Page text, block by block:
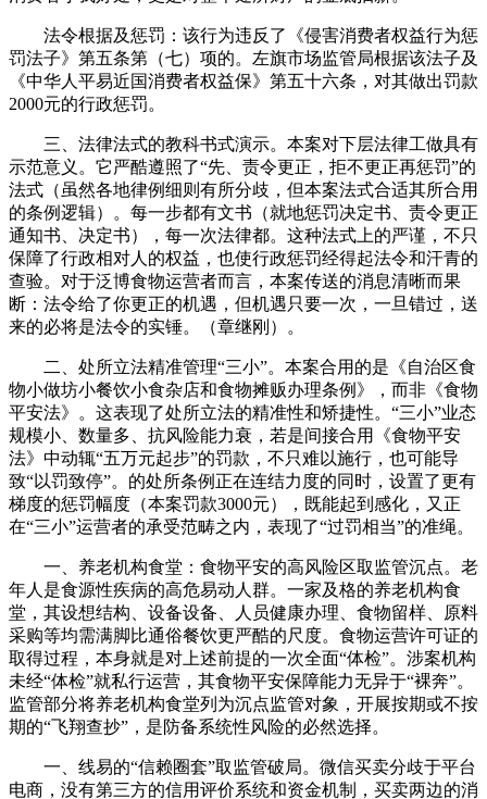
法令根据及惩罚：该行为违反了《侵害消费者权益行为惩
罚法子》第五条第（七）项的。左旗市场监管局根据该法子及
《中华人平易近国消费者权益保》第五十六条，对其做出罚款
2000元的行政惩罚。
三、法律法式的教科书式演示。本案对下层法律工做具有
示范意义。它严酷遵照了“先、责令更正，拒不更正再惩罚”的
法式（虽然各地律例细则有所分歧，但本案法式合适其所合用
的条例逻辑）。每一步都有文书（就地惩罚决定书、责令更正
通知书、决定书），每一次法律都。这种法式上的严谨，不只
保障了行政相对人的权益，也使行政惩罚经得起法令和汗青的
查验。对于泛博食物运营者而言，本案传送的消息清晰而果
断：法令给了你更正的机遇，但机遇只要一次，一旦错过，送
来的必将是法令的实锤。（章继刚）。
二、处所立法精准管理“三小”。本案合用的是《自治区食
物小做坊小餐饮小食杂店和食物摊贩办理条例》，而非《食物
平安法》。这表现了处所立法的精准性和矫捷性。“三小”业态
规模小、数量多、抗风险能力衰，若是间接合用《食物平安
法》中动辄“五万元起步”的罚款，不只难以施行，也可能导
致“以罚致停”。的处所条例正在连结力度的同时，设置了更有
梯度的惩罚幅度（本案罚款3000元），既能起到感化，又正
在“三小”运营者的承受范畴之内，表现了“过罚相当”的准绳。
一、养老机构食堂：食物平安的高风险区取监管沉点。老
年人是食源性疾病的高危易动人群。一家及格的养老机构食
堂，其设想结构、设备设备、人员健康办理、食物留样、原料
采购等均需满脚比通俗餐饮更严酷的尺度。食物运营许可证的
取得过程，本身就是对上述前提的一次全面“体检”。涉案机构
未经“体检”就私行运营，其食物平安保障能力无异于“裸奔”。
监管部分将养老机构食堂列为沉点监管对象，开展按期或不按
期的“飞翔查抄”，是防备系统性风险的必然选择。
一、线易的“信赖圈套”取监管破局。微信买卖分歧于平台
电商，没有第三方的信用评价系统和资金机制，买卖两边的消